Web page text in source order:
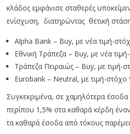
NOW VIEWING
Νέες τιμές-στόχους και
σταθερή πορεία για τις
Goldman Sachs
29/11/2025
pressroom
κλάδος εμφάνισε σταθερές
ενίσχυση, διατηρώντας θετική
Alpha Bank – Buy, με νέα τιμή-
Εθνική Τράπεζα – Buy, με νέα
Τράπεζα Πειραιώς – Buy, με τιμή-
Eurobank – Neutral, με τιμή-στόχο
Συγκεκριμένα, σε χαμηλότερα
περίπου 1,5% στα καθαρά κέρδη
τα καθαρά έσοδα από τόκους